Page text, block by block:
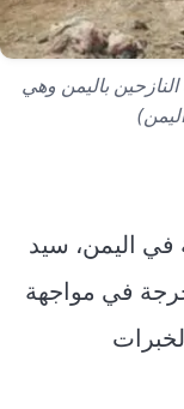
باليمن وهي
في اليمن، سيد
في مواجهة